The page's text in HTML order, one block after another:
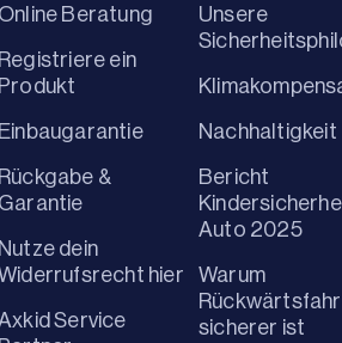
Online Beratung
Registriere ein
Produkt
Einbaugarantie
Rückgabe &
Garantie
Nutze dein
hier
Service
Unsere
Nachhaltigkeit
Bericht
Auto 2025
Warum
sicherer ist